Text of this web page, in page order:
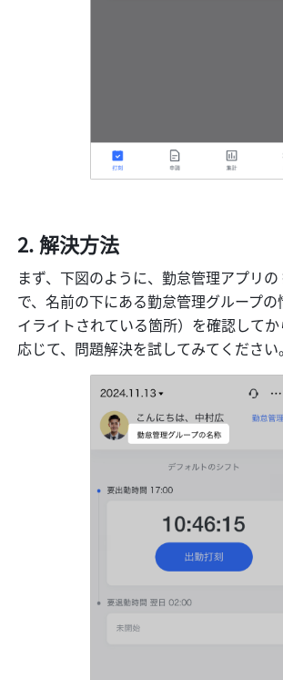
解決方法
まず、下図のように、勤怠管理アプリの
で、名前の下にある勤怠管理グループ
イライトされている箇所）を確認して
応じて、問題解決を試してみてください。